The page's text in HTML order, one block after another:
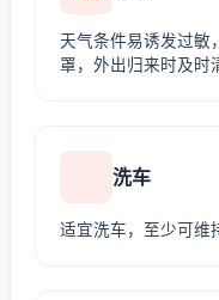
天气条件易诱发过敏
罩，外出归来时及时
洗车
适宜洗车，至少可维